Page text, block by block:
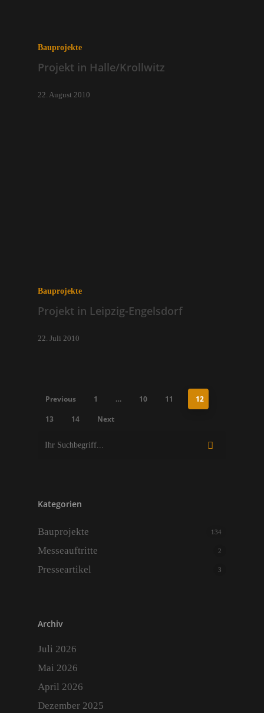
Bauprojekte
Projekt in Halle/Krollwitz
22. August 2010
Bauprojekte
Projekt in Leipzig-Engelsdorf
22. Juli 2010
Previous 1 … 10 11
12
13
14 Next
Kategorien
Bauprojekte 134
Messeauftritte 2
Presseartikel 3
Archiv
Juli 2026
Mai 2026
April 2026
Dezember 2025